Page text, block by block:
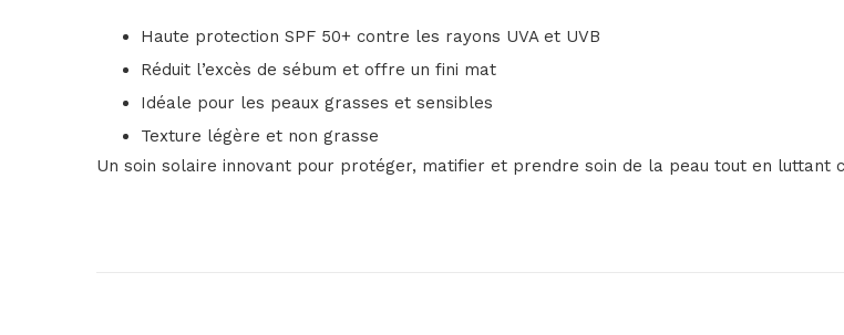
Haute protection SPF 50+ contre les rayons UVA et UVB
Réduit l’excès de sébum et offre un fini mat
Idéale pour les peaux grasses et sensibles
Texture légère et non grasse
Un soin solaire innovant pour protéger, matifier et prendre soin de la peau tout en luttant